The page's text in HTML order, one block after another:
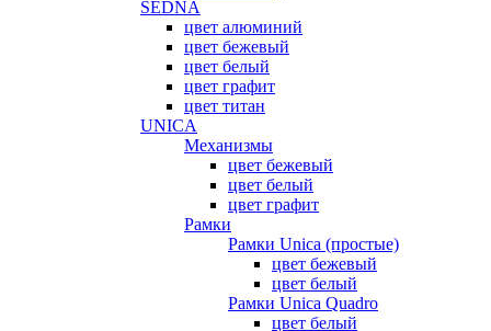
SEDNA
цвет алюминий
цвет бежевый
цвет белый
цвет графит
цвет титан
UNICA
Механизмы
цвет бежевый
цвет белый
цвет графит
Рамки
Рамки Unica (простые)
цвет бежевый
цвет белый
Рамки Unica Quadro
цвет белый